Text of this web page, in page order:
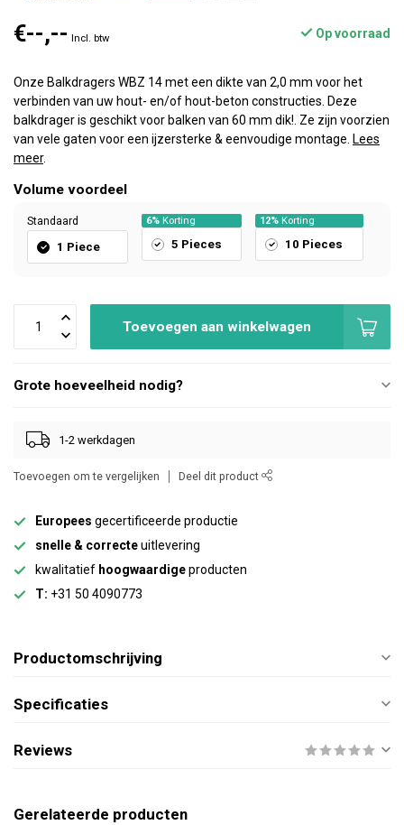
€--,-- Incl. btw Op voorraad
Onze Balkdragers WBZ 14 met een dikte van 2,0 mm voor het
verbinden van uw hout- en/of hout-beton constructies. Deze
balkdrager is geschikt voor balken van 60 mm dik!. Ze zijn voorzien
van vele gaten voor een ijzersterke & eenvoudige montage. Lees
meer.
Volume voordeel
Standaard
1 Piece
6%Korting
5 Pieces
12% Korting
10 Pieces
Toevoegen aan winkelwagen
Grote hoeveelheid nodig?
1-2 werkdagen
Toevoegen om te vergelijken Deel dit product
Europees gecertificeerde productie
snelle & correcteuitlevering
kwalitatief hoogwaardigeproducten
T: +31 50 4090773
Productomschrijving
Specificaties
Reviews
Gerelateerde producten